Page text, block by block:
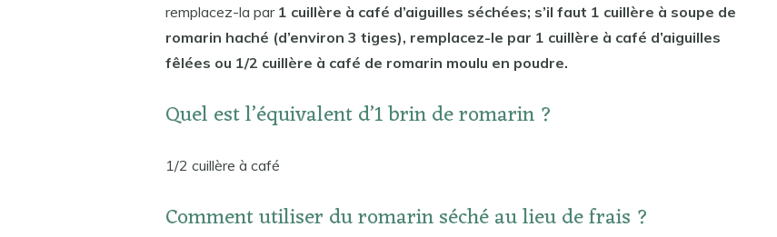
remplacez-la par 1 cuillère à café d’aiguilles séchées; s’il faut 1 cuillère à soupe de
romarin haché (d’environ 3 tiges), remplacez-le par 1 cuillère à café d’aiguilles
fêlées ou 1/2 cuillère à café de romarin moulu en poudre.
Quel est l’équivalent d’1 brin de romarin ?
1/2 cuillère à café
Comment utiliser du romarin séché au lieu de frais ?